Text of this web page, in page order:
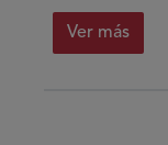
Ver más
sobre